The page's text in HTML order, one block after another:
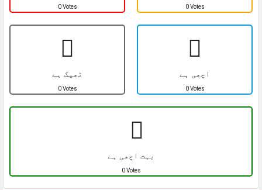
0 Votes 0 Votes
ٹھیک ہے
0 Votes
اچھی ہے
0 Votes
بہت اچھی ہے
0 Votes